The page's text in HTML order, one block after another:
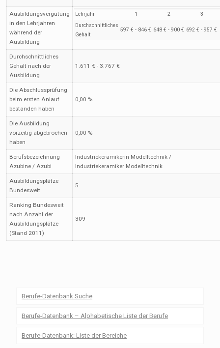
Ausbildungsvergütung
in den Lehrjahren
während der
Ausbildung
Lehrjahr 1 2 3
Durchschnittliches
Gehalt
597 € - 846 € 648 € - 900 € 692 € - 957 €
Durchschnittliches
Gehalt nach der
Ausbildung
1.611 € - 3.767 €
Die Abschlussprüfung
beim ersten Anlauf
bestanden haben
0,00 %
Die Ausbildung
vorzeitig abgebrochen
haben
0,00 %
Berufsbezeichnung
Azubine / Azubi
Industriekeramikerin Modelltechnik /
Industriekeramiker Modelltechnik
Ausbildungsplätze
Bundesweit
5
Ranking Bundesweit
nach Anzahl der
Ausbildungsplätze
(Stand 2011)
309
Berufe-Datenbank Suche
Berufe-Datenbank – Alphabetische Liste der Berufe
Berufe-Datenbank: Liste der Bereiche